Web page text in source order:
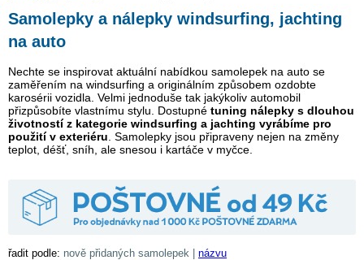
Samolepky a nálepky windsurfing, jachting
na auto
Nechte se inspirovat aktuální nabídkou samolepek na auto se
zaměřením na windsurfing a originálním způsobem ozdobte
karosérii vozidla. Velmi jednoduše tak jakýkoliv automobil
přizpůsobíte vlastnímu stylu. Dostupné tuning nálepky s dlouhou
životností z kategorie windsurfing a jachting vyrábíme pro
použití v exteriéru . Samolepky jsou připraveny nejen na změny
teplot, déšť, sníh, ale snesou i kartáče v myčce.
řadit podle: nově přidaných samolepek | názvu